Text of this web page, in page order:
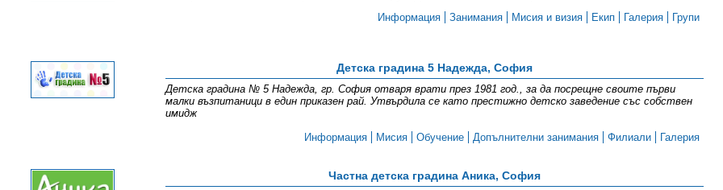
Информация
Занимания Мисия и визия Екип Галерия Групи
Детска градина 5 Надежда, София
Детска градина № 5 Надежда, гр. София отваря врати през 1981 год., за да посрещне своите първи
малки възпитаници в един приказен рай. Утвърдила се като престижно детско заведение със собствен
имидж
Информация
Мисия Обучение Допълнителни занимания Филиали Галерия
Частна детска градина Аника, София